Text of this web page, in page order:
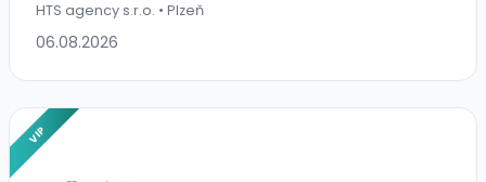
HTS agency s.r.o. • Plzeň
06.08.2026
VIP